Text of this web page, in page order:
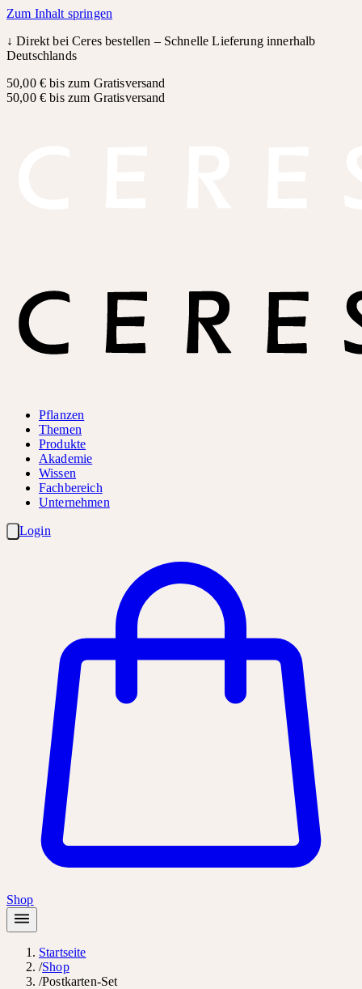
Zum Inhalt springen
↓Direkt bei Ceres bestellen – Schnelle Lieferung innerhalb
Deutschlands
50,00 € bis zum Gratisversand
50,00 € bis zum Gratisversand
Pflanzen
Themen
Produkte
Akademie
Wissen
Fachbereich
Unternehmen
Login
Shop
Startseite
/Shop
/Postkarten-Set